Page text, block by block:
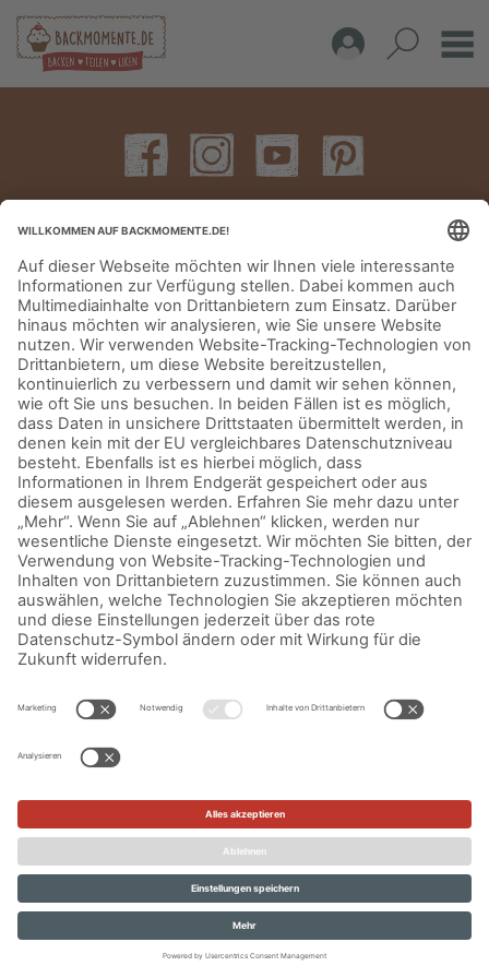
IMPRESSUM DATENSCHUTZERKLÄRUNG AGB KONTAKT
© Aurora Mühlen GmbH - Trettaustraße 49 – D-21107 Hamburg